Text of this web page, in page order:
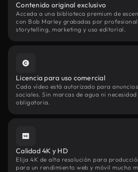
Contenido original exclusivo
Acceda a una biblioteca premium de
con Bob Marley grabadas por
storytelling, marketing y uso editorial.
Licencia para uso comercial
Cada vídeo está autorizado para
sociales. Sin marcas de agua ni
obligatoria.
Calidad 4K y HD
Elija 4K de alta resolución para
para un rendimiento web y móvil mucho